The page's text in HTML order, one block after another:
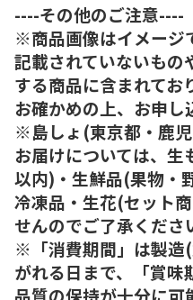
----その他のご注意----
※商品画像はイメージ
記載されていないもの
する商品に含まれてお
お確かめの上、お申し
※島しょ(東京都・鹿
お届けについては、生
以内)・生鮮品(果物・
冷凍品・生花(セット
せんのでご了承くださ
※「消費期間」は製造
がれる日まで、「賞
品質の保持が十分に